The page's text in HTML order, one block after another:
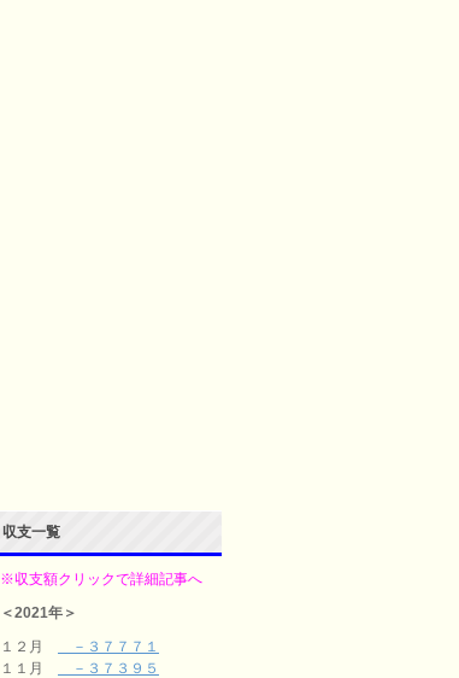
収支一覧
※収支額クリックで詳細記事へ
＜2021年＞
１２月
－３７７７１
１１月
－３７３９５